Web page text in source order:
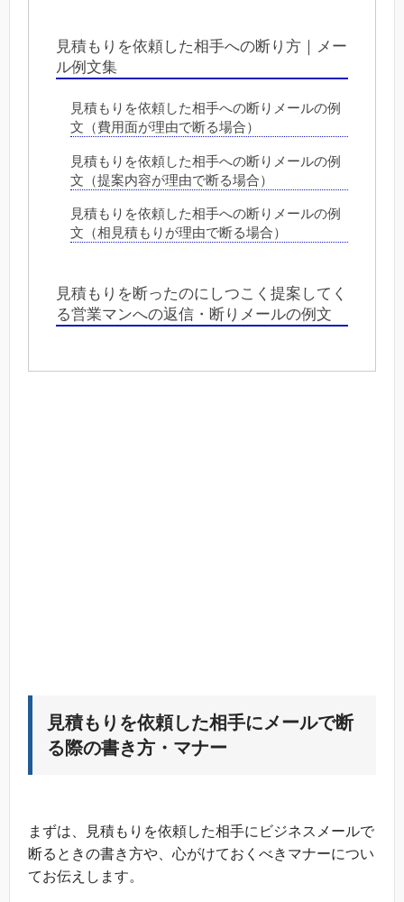
見積もりを依頼した相手への断り方｜メー
ル例文集
見積もりを依頼した相手への断りメールの例
文（費用面が理由で断る場合）
見積もりを依頼した相手への断りメールの例
文（提案内容が理由で断る場合）
見積もりを依頼した相手への断りメールの例
文（相見積もりが理由で断る場合）
見積もりを断ったのにしつこく提案してく
る営業マンへの返信・断りメールの例文
見積もりを依頼した相手にメールで断
る際の書き方・マナー
まずは、見積もりを依頼した相手にビジネスメールで
断るときの書き方や、心がけておくべきマナーについ
てお伝えします。